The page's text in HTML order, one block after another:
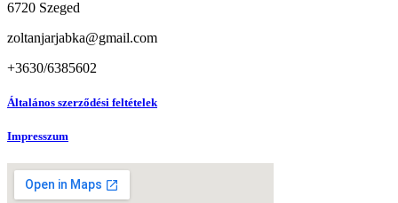
6720 Szeged
zoltanjarjabka@gmail.com
+3630/6385602
Általános szerződési feltételek
Impresszum